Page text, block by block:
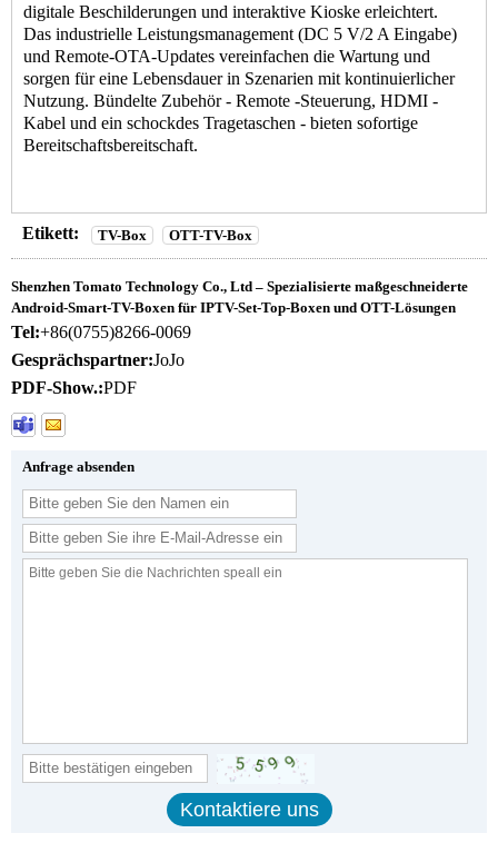
digitale Beschilderungen und interaktive Kioske erleichtert.
Das industrielle Leistungsmanagement (DC 5 V/2 A Eingabe)
und Remote-OTA-Updates vereinfachen die Wartung und
sorgen für eine Lebensdauer in Szenarien mit kontinuierlicher
Nutzung. Bündelte Zubehör - Remote -Steuerung, HDMI -
Kabel und ein schockdes Tragetaschen - bieten sofortige
Bereitschaftsbereitschaft.
Etikett: TV-Box OTT-TV-Box
Shenzhen Tomato Technology Co., Ltd – Spezialisierte maßgeschneiderte
Android-Smart-TV-Boxen für IPTV-Set-Top-Boxen und OTT-Lösungen
Tel:+86(0755)8266-0069
Gesprächspartner:JoJo
PDF-Show.:PDF
Anfrage absenden